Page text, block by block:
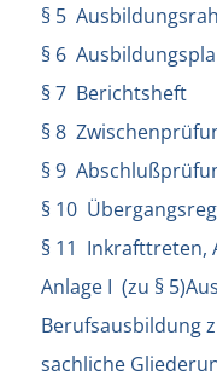
§ 5
§ 6
§ 7 Berichtsheft
§ 8
§ 9
§ 10
§ 11 Inkrafttreten,
Anlage I (zu §
Berufsausbildung
sachliche